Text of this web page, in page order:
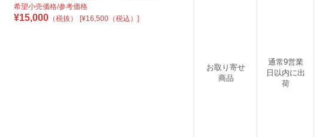
希望小売価格/参考価格
¥15,000 （税抜） [¥16,500（税込）]
お取り寄せ
商品
通常9営業
日以内に出
荷